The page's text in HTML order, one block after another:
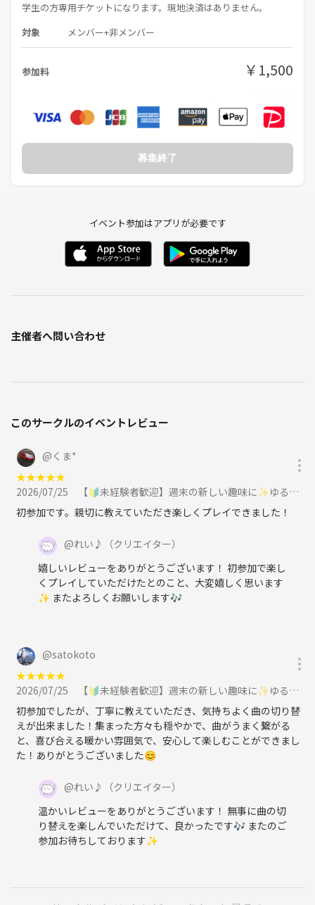
学生の方専用チケットになります。現地決済はありません。
対象 メンバー+非メンバー
参加料 ￥1,500
募集終了
イベント参加はアプリが必要です
主催者へ問い合わせ
このサークルのイベントレビュー
@ くま*
★★★★★
2026/07/25
【🔰未経験者歓迎】週末の新しい趣味に✨ゆるっとDJ体験【渋谷】に参加
初参加です。親切に教えていただき楽しくプレイできました！
@れい♪
（クリエイター）
嬉しいレビューをありがとうございます！ 初参加で楽し
くプレイしていただけたとのこと、大変嬉しく思います
✨ またよろしくお願いします🎶
@satokoto
★★★★★
2026/07/25
【🔰未経験者歓迎】週末の新しい趣味に✨ゆるっとDJ体験【渋谷】に参加
初参加でしたが、丁寧に教えていただき、気持ちよく曲の切り替
えが出来ました！集まった方々も穏やかで、曲がうまく繋がる
と、喜び合える暖かい雰囲気で、安心して楽しむことができまし
た！ありがとうございました😊
@れい♪
（クリエイター）
温かいレビューをありがとうございます！ 無事に曲の切
り替えを楽しんでいただけて、良かったです🎶 またのご
参加お待ちしております✨️